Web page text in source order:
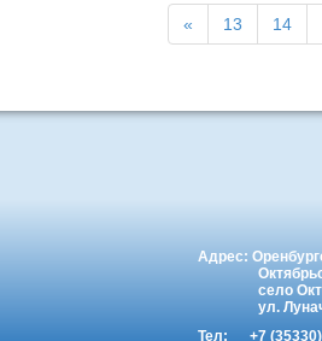
« 13 14
Адрес:
село
ул.
Тел:
+7